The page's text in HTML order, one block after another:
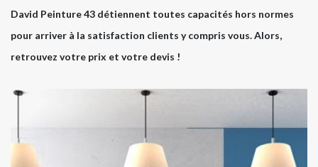
David Peinture 43 détiennent toutes capacités hors normes
pour arriver à la satisfaction clients y compris vous. Alors,
retrouvez votre prix et votre devis !